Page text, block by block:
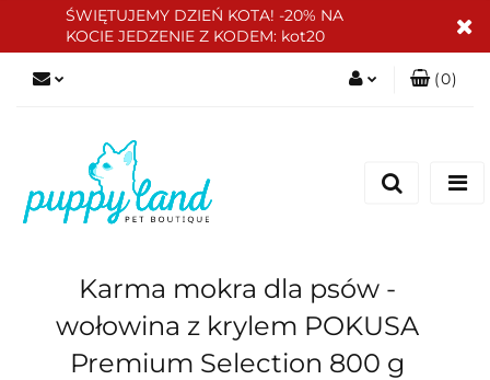
ŚWIĘTUJEMY DZIEŃ KOTA! -20% NA
KOCIE JEDZENIE Z KODEM: kot20
(0)
Karma mokra dla psów -
wołowina z krylem POKUSA
Premium Selection 800 g